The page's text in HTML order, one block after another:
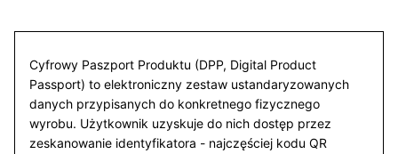
Cyfrowy Paszport Produktu (DPP, Digital Product
Passport) to elektroniczny zestaw ustandaryzowanych
danych przypisanych do konkretnego fizycznego
wyrobu. Użytkownik uzyskuje do nich dostęp przez
zeskanowanie identyfikatora - najczęściej kodu QR